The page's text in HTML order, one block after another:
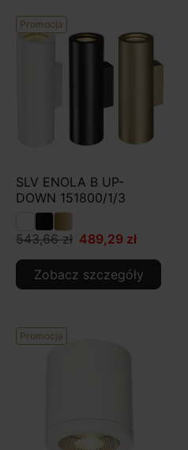
Promocja
SLV ENOLA B UP-
DOWN 151800/1/3
543,66 zł 489,29 zł
Zobacz szczegóły
Promocja